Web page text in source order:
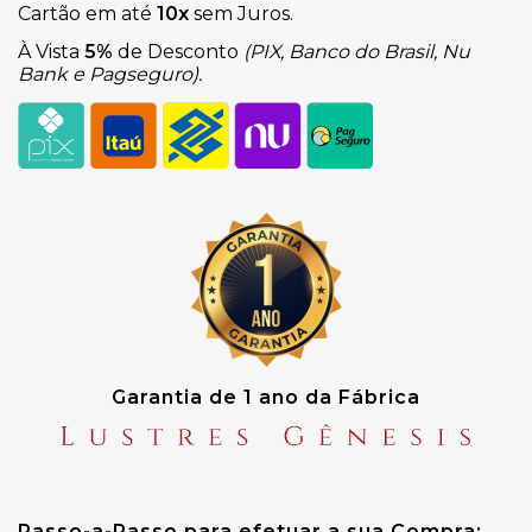
Cartão em até 10x sem Juros.
À Vista 5% de Desconto (PIX, Banco do Brasil, Nu
Bank e Pagseguro).
Garantia de 1 ano da Fábrica